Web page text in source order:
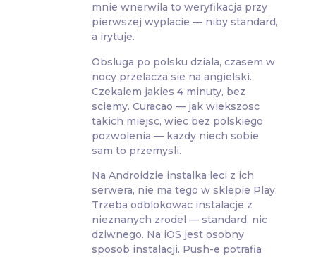
mnie wnerwila to weryfikacja przy
pierwszej wyplacie — niby standard,
a irytuje.
Obsluga po polsku dziala, czasem w
nocy przelacza sie na angielski.
Czekalem jakies 4 minuty, bez
sciemy. Curacao — jak wiekszosc
takich miejsc, wiec bez polskiego
pozwolenia — kazdy niech sobie
sam to przemysli.
Na Androidzie instalka leci z ich
serwera, nie ma tego w sklepie Play.
Trzeba odblokowac instalacje z
nieznanych zrodel — standard, nic
dziwnego. Na iOS jest osobny
sposob instalacji. Push-e potrafia